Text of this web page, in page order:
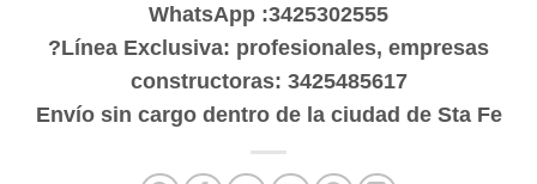
WhatsApp :3425302555
?Línea Exclusiva: profesionales, empresas
constructoras: 3425485617
Envío sin cargo dentro de la ciudad de Sta Fe